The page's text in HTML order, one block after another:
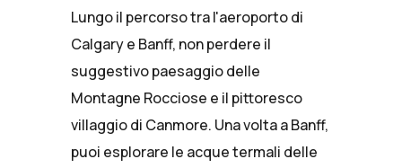
Lungo il percorso tra l'aeroporto di
Calgary e Banff, non perdere il
suggestivo paesaggio delle
Montagne Rocciose e il pittoresco
villaggio di Canmore. Una volta a Banff,
puoi esplorare le acque termali delle